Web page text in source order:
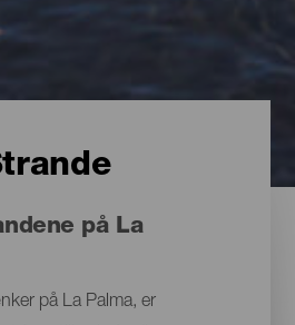
på La
på La Palma, er